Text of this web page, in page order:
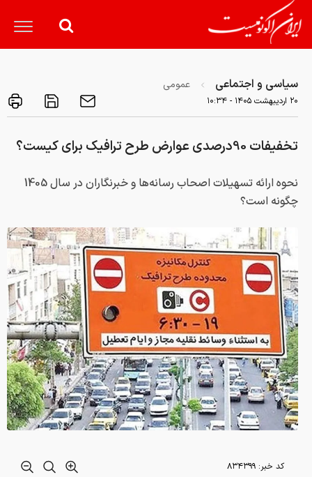
سیاسی و اجتماعی عمومی
۲۰ ارديبهشت ۱۴۰۵ - ۱۰:۳۴
تخفیفات 90درصدی عوارض طرح ترافیک برای کیست؟
نحوه ارائه تسهیلات اصحاب رسانه‌ها و خبرنگاران در سال 1405
چگونه است؟
کد خبر: ۸۳۴۳۹۹